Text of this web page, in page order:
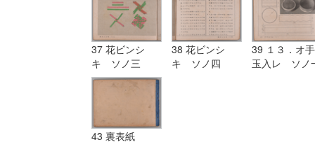
37 花ビンシ
キ ソノ三
38 花ビンシ
キ ソノ四
39 １３．オ手
玉入レ ソノ
43 裏表紙